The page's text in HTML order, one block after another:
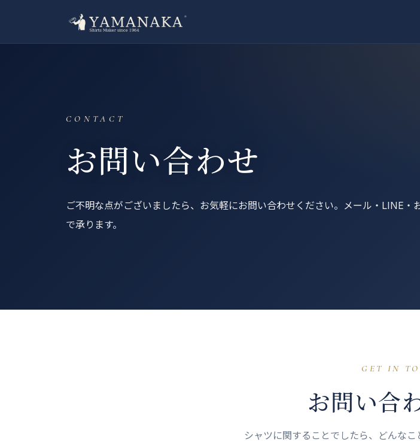
CONTACT
お問い合わせ
ご不明な点がございましたら、お気軽にお問い合わせください。メール・LINE・
で承ります。
GET IN
お問い合
シャツに関することでしたら、どんなこ